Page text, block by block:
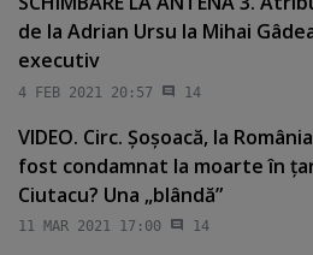
de la Adrian Ursu la Mihai
executiv
4 FEB 2021 20:57 14
VIDEO. Circ. Şoşoacă, la
fost condamnat la moarte în
Ciutacu? Una „blândă”
11 MAR 2021 17:00 14